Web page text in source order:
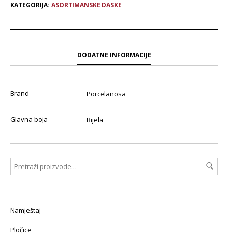
KATEGORIJA: ASORTIMANSKE DASKE
DODATNE INFORMACIJE
Brand Porcelanosa
Glavna boja Bijela
Namještaj
Pločice